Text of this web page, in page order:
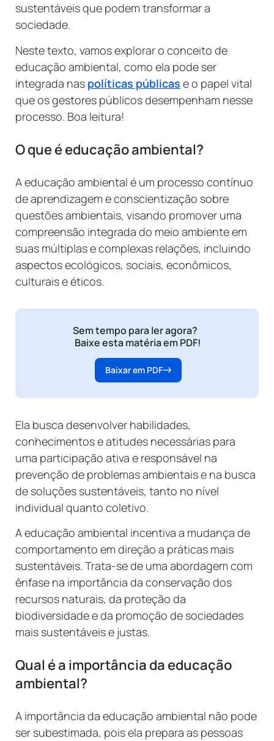
sustentáveis que podem transformar a
sociedade.
Neste texto, vamos explorar o conceito de
educação ambiental, como ela pode ser
integrada nas políticas públicas e o papel vital
que os gestores públicos desempenham nesse
processo. Boa leitura!
O que é educação ambiental?
A educação ambiental é um processo contínuo
de aprendizagem e conscientização sobre
questões ambientais, visando promover uma
compreensão integrada do meio ambiente em
suas múltiplas e complexas relações, incluindo
aspectos ecológicos, sociais, econômicos,
culturais e éticos.
Sem tempo para ler agora?
Baixe esta matéria em PDF!
Baixar em PDF
Ela busca desenvolver habilidades,
conhecimentos e atitudes necessárias para
uma participação ativa e responsável na
prevenção de problemas ambientais e na busca
de soluções sustentáveis, tanto no nível
individual quanto coletivo.
A educação ambiental incentiva a mudança de
comportamento em direção a práticas mais
sustentáveis. Trata-se de uma abordagem com
ênfase na importância da conservação dos
recursos naturais, da proteção da
biodiversidade e da promoção de sociedades
mais sustentáveis e justas.
Qual é a importância da educação
ambiental?
A importância da educação ambiental não pode
ser subestimada, pois ela prepara as pessoas